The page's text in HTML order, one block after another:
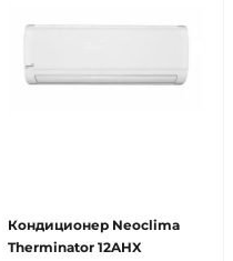
Кондиционер Neoclima
Therminator 12AHX